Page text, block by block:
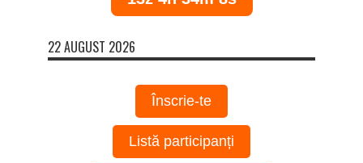
22 AUGUST 2026
Înscrie-te
Listă participanți